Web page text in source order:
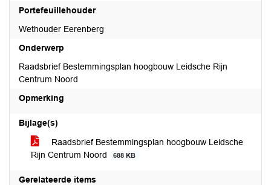
Portefeuillehouder
Wethouder Eerenberg
Onderwerp
Raadsbrief Bestemmingsplan hoogbouw Leidsche Rijn
Centrum Noord
Opmerking
Bijlage(s)
Raadsbrief Bestemmingsplan hoogbouw Leidsche
Rijn Centrum Noord
688 KB
Gerelateerde items